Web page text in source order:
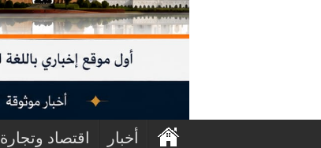
أخبار اقتصاد وتجارة